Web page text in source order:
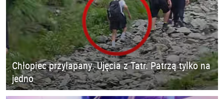
Chłopiec przyłapany. Ujęcia z Tatr. Patrzą tylko na
jedno